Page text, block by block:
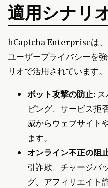
適用シナリ
hCaptcha Enterpriseは、
ユーザープライバシーを
リオで活用されています。
ボット攻撃の防止: ス
ピング、サービス拒
威からウェブサイト
ます。
オンライン不正の阻
引詐欺、チャージバ
グ、アフィリエイト